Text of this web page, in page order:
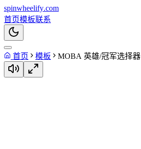
spinwheelify.com
首页模板联系
首页 模板 MOBA 英雄/冠军选择器